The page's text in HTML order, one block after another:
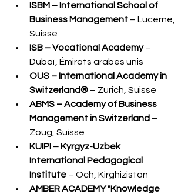
ISBM – International School of
Business Management – Lucerne,
Suisse
ISB – Vocational Academy –
Dubaï, Émirats arabes unis
OUS – International Academy in
Switzerland® – Zurich, Suisse
ABMS – Academy of Business
Management in Switzerland –
Zoug, Suisse
KUIPI – Kyrgyz-Uzbek
International Pedagogical
Institute – Och, Kirghizistan
AMBER ACADEMY "Knowledge